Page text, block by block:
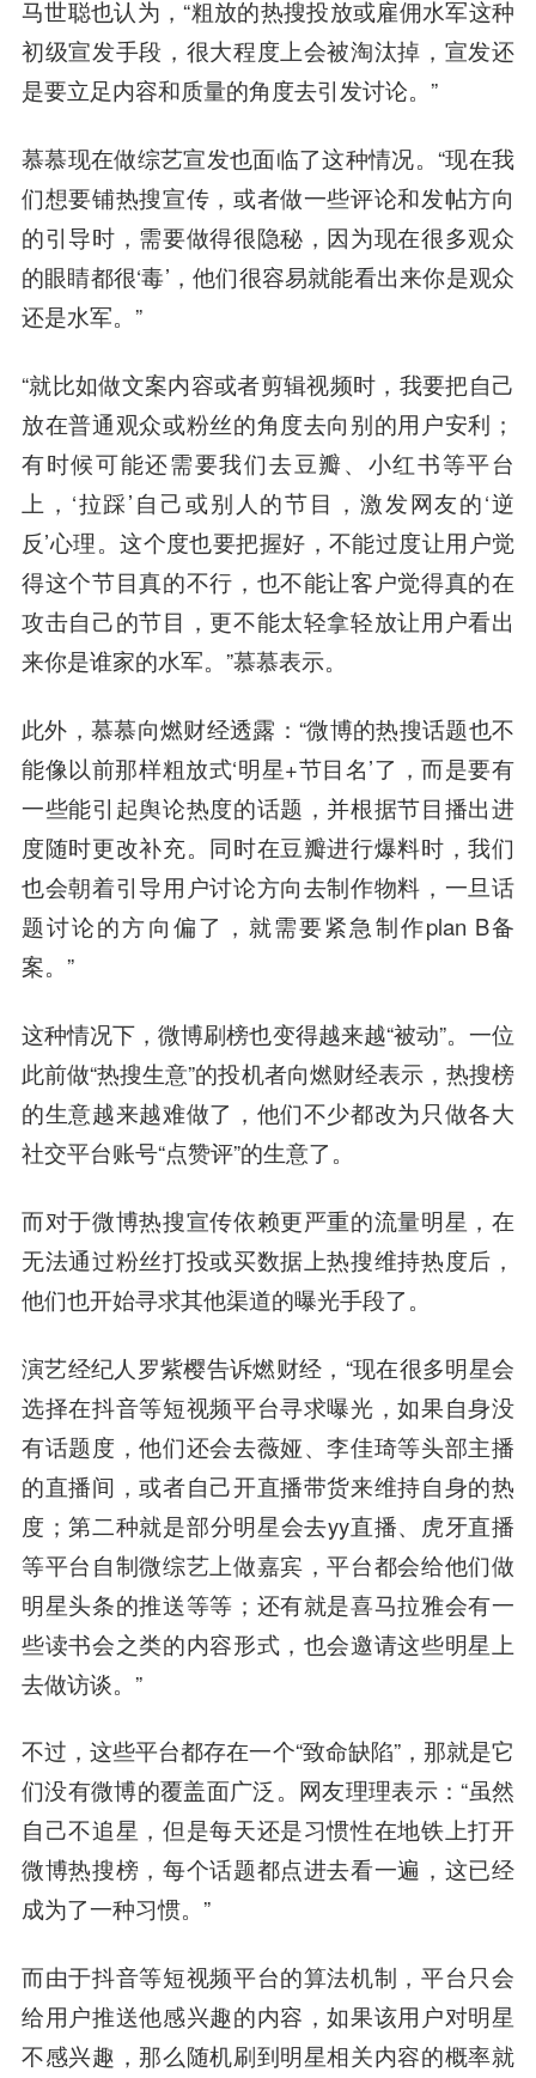
马世聪也认为，“粗放的热搜投放或雇佣水军这种
初级宣发手段，很大程度上会被淘汰掉，宣发还
是要立足内容和质量的角度去引发讨论。”
慕慕现在做综艺宣发也面临了这种情况。“现在我
们想要铺热搜宣传，或者做一些评论和发帖方向
的引导时，需要做得很隐秘，因为现在很多观众
的眼睛都很‘毒’，他们很容易就能看出来你是观众
还是水军。”
“就比如做文案内容或者剪辑视频时，我要把自己
放在普通观众或粉丝的角度去向别的用户安利；
有时候可能还需要我们去豆瓣、小红书等平台
上，‘拉踩’自己或别人的节目，激发网友的‘逆
反’心理。这个度也要把握好，不能过度让用户觉
得这个节目真的不行，也不能让客户觉得真的在
攻击自己的节目，更不能太轻拿轻放让用户看出
来你是谁家的水军。”慕慕表示。
此外，慕慕向燃财经透露：“微博的热搜话题也不
能像以前那样粗放式‘明星+节目名’了，而是要有
一些能引起舆论热度的话题，并根据节目播出进
度随时更改补充。同时在豆瓣进行爆料时，我们
也会朝着引导用户讨论方向去制作物料，一旦话
题讨论的方向偏了，就需要紧急制作plan B备
案。”
这种情况下，微博刷榜也变得越来越“被动”。一位
此前做“热搜生意”的投机者向燃财经表示，热搜榜
的生意越来越难做了，他们不少都改为只做各大
社交平台账号“点赞评”的生意了。
而对于微博热搜宣传依赖更严重的流量明星，在
无法通过粉丝打投或买数据上热搜维持热度后，
他们也开始寻求其他渠道的曝光手段了。
演艺经纪人罗紫樱告诉燃财经，“现在很多明星会
选择在抖音等短视频平台寻求曝光，如果自身没
有话题度，他们还会去薇娅、李佳琦等头部主播
的直播间，或者自己开直播带货来维持自身的热
度；第二种就是部分明星会去yy直播、虎牙直播
等平台自制微综艺上做嘉宾，平台都会给他们做
明星头条的推送等等；还有就是喜马拉雅会有一
些读书会之类的内容形式，也会邀请这些明星上
去做访谈。”
不过，这些平台都存在一个“致命缺陷”，那就是它
们没有微博的覆盖面广泛。网友理理表示：“虽然
自己不追星，但是每天还是习惯性在地铁上打开
微博热搜榜，每个话题都点进去看一遍，这已经
成为了一种习惯。”
而由于抖音等短视频平台的算法机制，平台只会
给用户推送他感兴趣的内容，如果该用户对明星
不感兴趣，那么随机刷到明星相关内容的概率就